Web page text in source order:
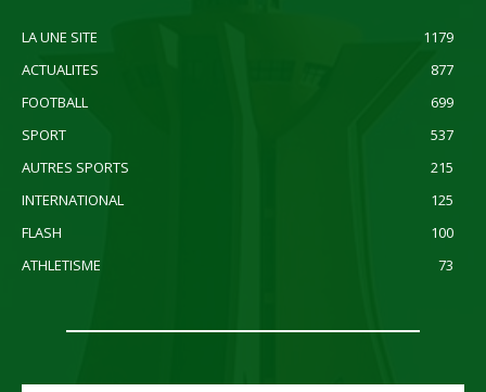
LA UNE SITE
1179
ACTUALITES
877
FOOTBALL
699
SPORT
537
AUTRES SPORTS
215
INTERNATIONAL
125
FLASH
100
ATHLETISME
73